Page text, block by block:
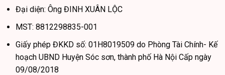
Đại diện: Ông ĐINH XUÂN LỘC
MST: 8812298835-001
Giấy phép ĐKKD số: 01H8019509 do Phòng Tài Chính- Kế
hoạch UBND Huyện Sóc sơn, thành phố Hà Nội Cấp ngày
09/08/2018